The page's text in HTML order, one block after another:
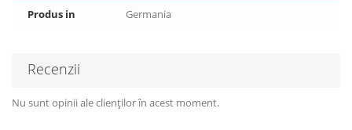
Produs in Germania
Recenzii
Nu sunt opinii ale clienților în acest moment.